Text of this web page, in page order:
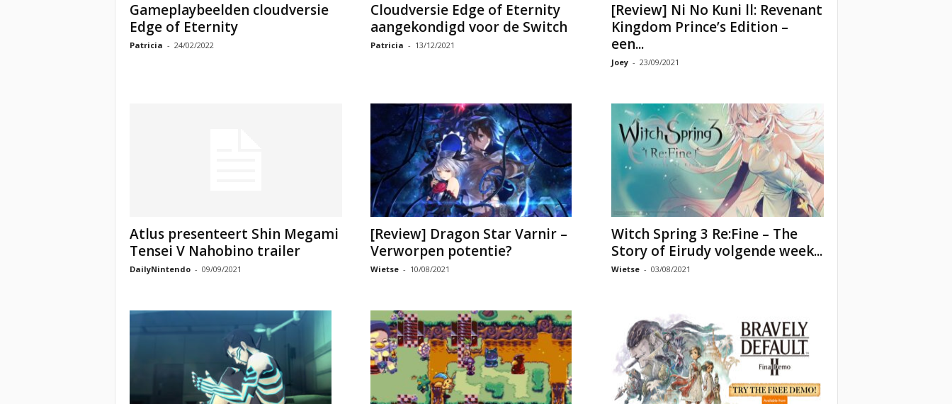
Gameplaybeelden cloudversie
Edge of Eternity
Patricia - 24/02/2022
Cloudversie Edge of Eternity
aangekondigd voor de Switch
Patricia - 13/12/2021
[Review] Ni No Kuni ll: Revenant
Kingdom Prince’s Edition –
een...
Joey - 23/09/2021
Atlus presenteert Shin Megami
Tensei V Nahobino trailer
DailyNintendo - 09/09/2021
[Review] Dragon Star Varnir –
Verworpen potentie?
Wietse - 10/08/2021
Witch Spring 3 Re:Fine – The
Story of Eirudy volgende week...
Wietse - 03/08/2021